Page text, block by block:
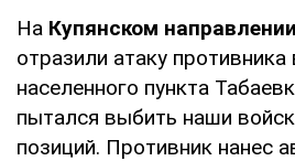
На Купянском направлении
отразили атаку противника
населенного пункта
пытался выбить наши
позиций. Противник нанес